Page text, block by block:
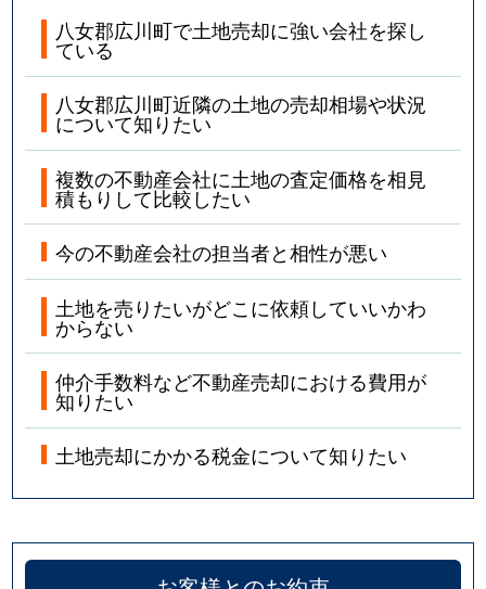
八女郡広川町で土地売却に強い会社を探し
ている
八女郡広川町近隣の土地の売却相場や状況
について知りたい
複数の不動産会社に土地の査定価格を相見
積もりして比較したい
今の不動産会社の担当者と相性が悪い
土地を売りたいがどこに依頼していいかわ
からない
仲介手数料など不動産売却における費用が
知りたい
土地売却にかかる税金について知りたい